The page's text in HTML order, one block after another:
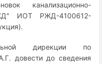
канализационно-
ИОТ РЖД-4100612-
дирекции по
довести до сведения